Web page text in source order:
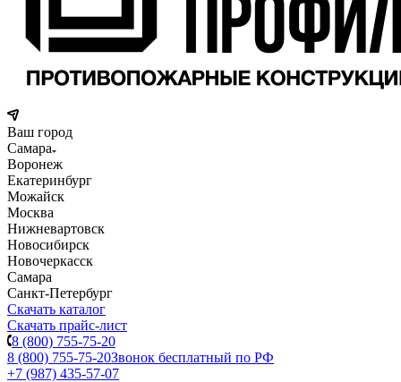
Ваш город
Самара
Воронеж
Екатеринбург
Можайск
Москва
Нижневартовск
Новосибирск
Новочеркасск
Самара
Санкт-Петербург
Скачать каталог
Скачать прайс-лист
8 (800) 755-75-20
8 (800) 755-75-20Звонок бесплатный по РФ
+7 (987) 435-57-07